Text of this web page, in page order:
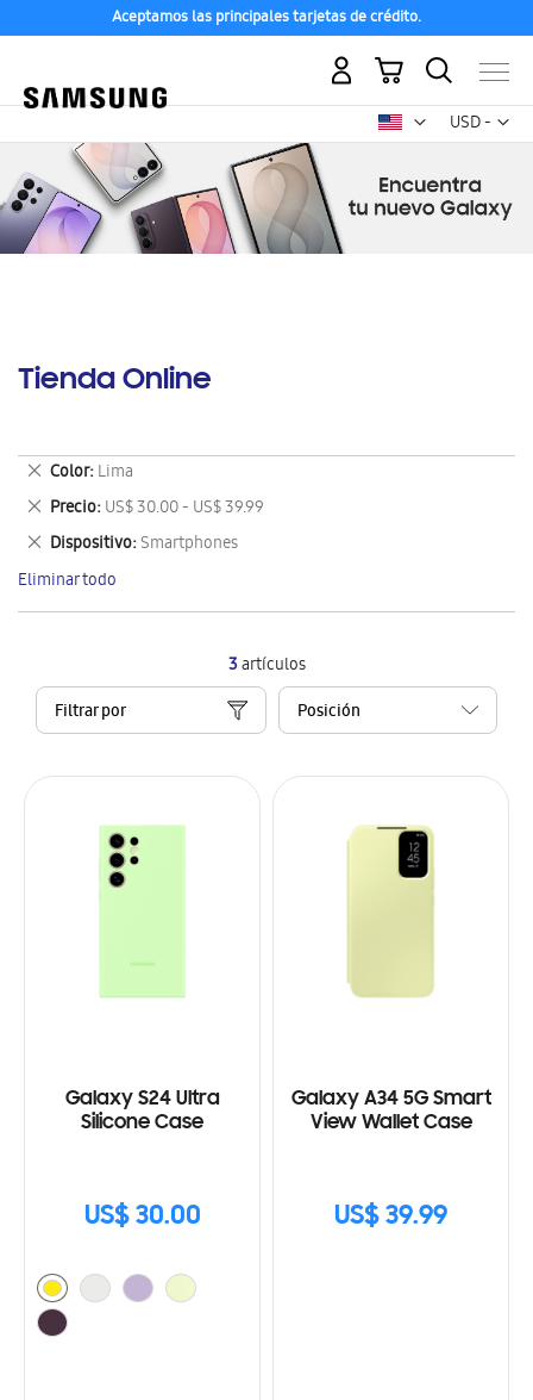
Aceptamos las principales tarjetas de crédito.
USD -
dólar
Mi carrito
Tienda Online
3artículos
Filtrar por
Galaxy S24 Ultra
Silicone Case
US$ 30.00
Galaxy A34 5G Smart
View Wallet Case
US$ 39.99
Color Lima
Eliminar
este
artículo
Precio US$ 30.00 - US$ 39.99
Eliminar
este
artículo
Dispositivo Smartphones
Eliminar
este
artículo
Eliminar todo